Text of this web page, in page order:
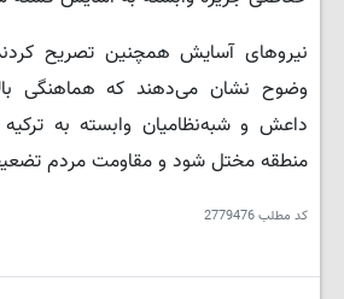
نیروهای آسایش همچنین تصریح
وضوح نشان می‌دهند که هماهنگی
داعش و شبه‌نظامیان وابسته به
منطقه مختل شود و مقاومت مردم
کد مطلب2779476